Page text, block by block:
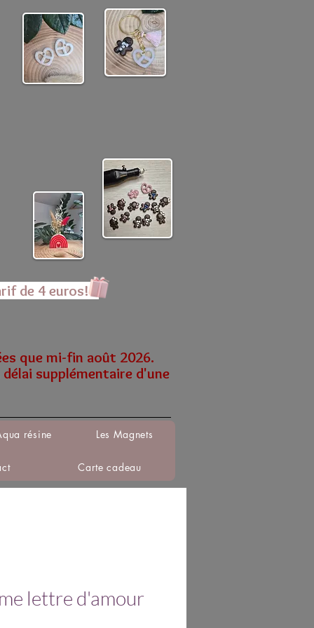
de 4 euros!!!
que mi-fin août 2026.
supplémentaire d'une
résine Les Magnets
Carte cadeau
lettre d'amour